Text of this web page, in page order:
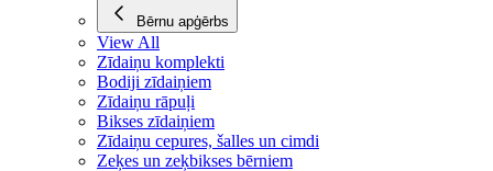
Bērnu apģērbs
View All
Zīdaiņu komplekti
Bodiji zīdaiņiem
Zīdaiņu rāpuļi
Bikses zīdaiņiem
Zīdaiņu cepures, šalles un cimdi
Zeķes un zeķbikses bērniem